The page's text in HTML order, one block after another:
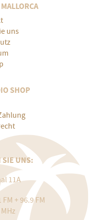
uns
SHOP
SIE UNS:
11A
FM + 96.9 FM